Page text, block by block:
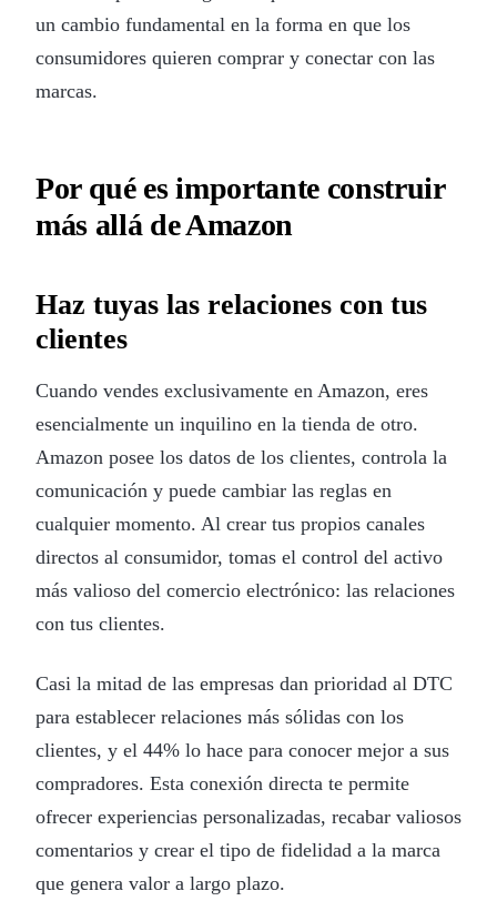
un cambio fundamental en la forma en que los
consumidores quieren comprar y conectar con las
marcas.
Por qué es importante construir
más allá de Amazon
Haz tuyas las relaciones con tus
clientes
Cuando vendes exclusivamente en Amazon, eres
esencialmente un inquilino en la tienda de otro.
Amazon posee los datos de los clientes, controla la
comunicación y puede cambiar las reglas en
cualquier momento. Al crear tus propios canales
directos al consumidor, tomas el control del activo
más valioso del comercio electrónico: las relaciones
con tus clientes.
Casi la mitad de las empresas dan prioridad al DTC
para establecer relaciones más sólidas con los
clientes, y el 44% lo hace para conocer mejor a sus
compradores. Esta conexión directa te permite
ofrecer experiencias personalizadas, recabar valiosos
comentarios y crear el tipo de fidelidad a la marca
que genera valor a largo plazo.